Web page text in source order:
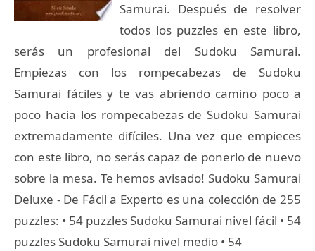
Samurai. Después de resolver
todos los puzzles en este libro,
serás un profesional del Sudoku Samurai.
Empiezas con los rompecabezas de Sudoku
Samurai fáciles y te vas abriendo camino poco a
poco hacia los rompecabezas de Sudoku Samurai
extremadamente difíciles. Una vez que empieces
con este libro, no serás capaz de ponerlo de nuevo
sobre la mesa. Te hemos avisado! Sudoku Samurai
Deluxe - De Fácil a Experto es una colección de 255
puzzles: • 54 puzzles Sudoku Samurai nivel fácil • 54
puzzles Sudoku Samurai nivel medio • 54